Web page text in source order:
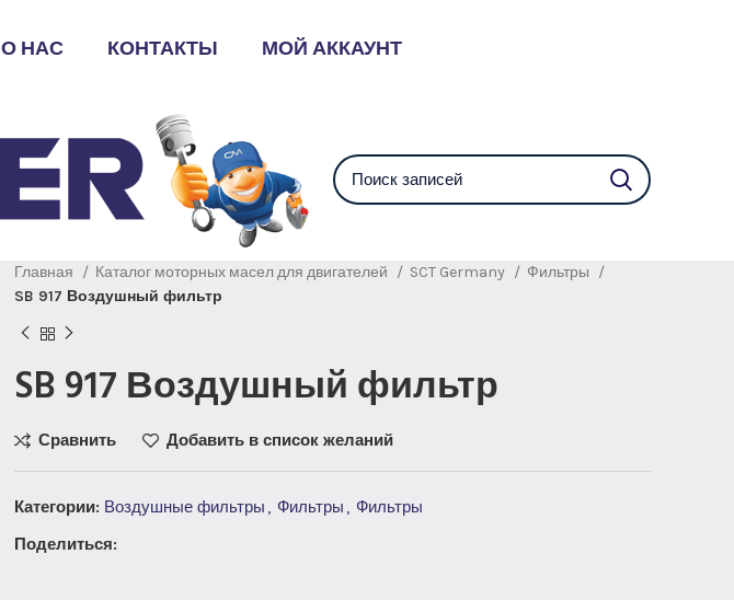
О НАС КОНТАКТЫ МОЙ АККАУНТ
Главная Каталог моторных масел для двигателей SCT Germany
Фильтры
SB 917 Воздушный фильтр
SB 917 Воздушный фильтр
Сравнить Добавить в список желаний
Категории: Воздушные фильтры Фильтры
Фильтры
Поделиться: